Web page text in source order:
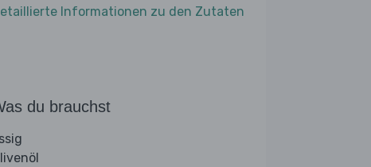
Informationen zu den Zutaten
du brauchst